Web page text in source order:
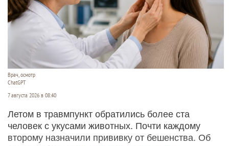
Врач, осмотр
ChatGPT
7 августа 2026 в 08:40
Летом в травмпункт обратились более ста
человек с укусами животных. Почти каждому
второму назначили прививку от бешенства. Об